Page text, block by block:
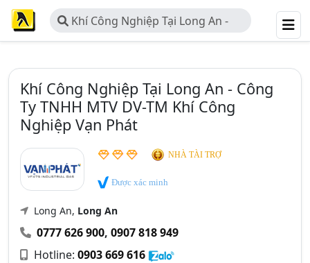
Khí Công Nghiệp Tại Long An -
Công Ty TNHH MTV DV-TM Khí
Khí Công Nghiệp Tại Long An - Công
Ty TNHH MTV DV-TM Khí Công
Nghiệp Vạn Phát
NHÀ TÀI TRỢ
Được xác minh
Long An, Long An
0777 626 900, 0907 818 949
Hotline: 0903 669 616